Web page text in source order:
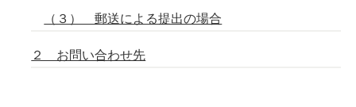
（３） 郵送による提出の場合
２ お問い合わせ先